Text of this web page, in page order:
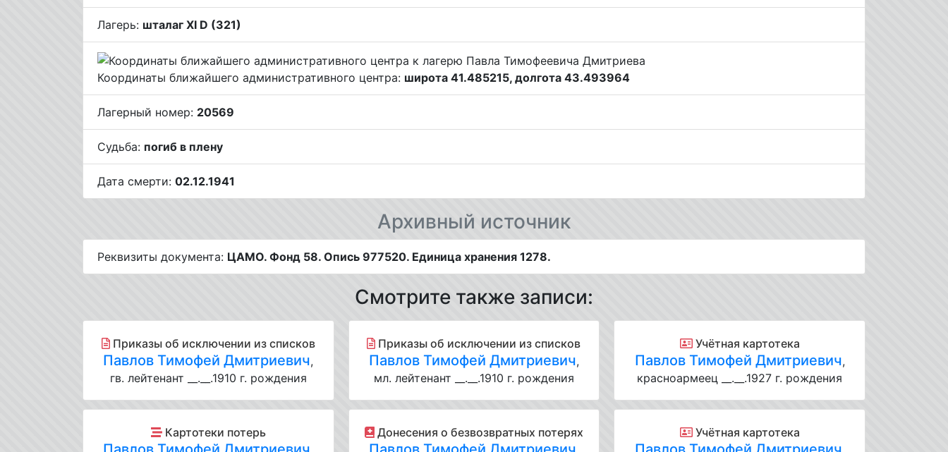
Лагерь: шталаг XI D (321)
Координаты ближайшего административного центра: широта 41.485215, долгота 43.493964
Лагерный номер: 20569
Судьба: погиб в плену
Дата смерти: 02.12.1941
Архивный источник
Реквизиты документа: ЦАМО. Фонд 58. Опись 977520. Единица хранения 1278.
Смотрите также записи:
Приказы об исключении из списков
Павлов Тимофей Дмитриевич,
гв. лейтенант __.__.1910 г. рождения
Картотеки потерь
Приказы об исключении из списков
Павлов Тимофей Дмитриевич,
мл. лейтенант __.__.1910 г. рождения
Донесения о безвозвратных потерях
Учётная картотека
Павлов Тимофей Дмитриевич,
красноармеец __.__.1927 г. рождения
Учётная картотека